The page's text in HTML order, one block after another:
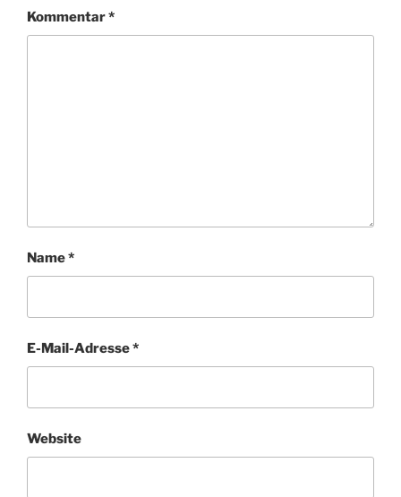
Kommentar*
Name*
E-Mail-Adresse*
Website